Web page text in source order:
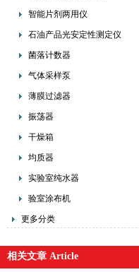
智能片剂两用仪
石油产品光安定性测定仪
菌落计数器
气体采样泵
薄膜过滤器
振荡器
干燥箱
均质器
实验室纯水器
验室涂布机
更多分类
相关文章 Article